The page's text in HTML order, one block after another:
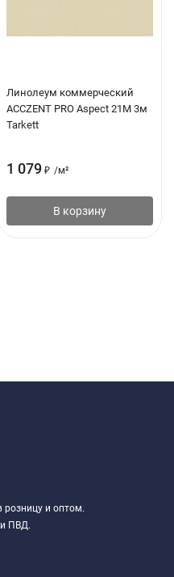
Линолеум коммерческий
ACCZENT PRO Aspect 21M 3м
Tarkett
1 079 ₽ /м²
В корзину
и оптом.
ПВД.